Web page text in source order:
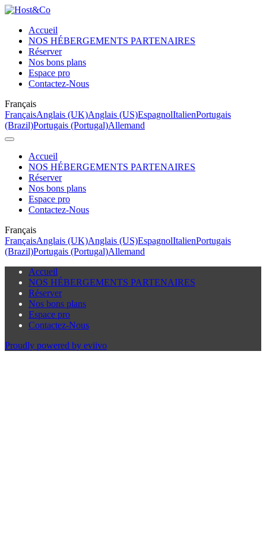
Accueil
NOS HÉBERGEMENTS PARTENAIRES
Réserver
Nos bons plans
Espace pro
Contactez-Nous
Français
FrançaisAnglais (UK)Anglais (US)EspagnolItalienPortugais
(Brazil)Portugais (Portugal)Allemand
Accueil
NOS HÉBERGEMENTS PARTENAIRES
Réserver
Nos bons plans
Espace pro
Contactez-Nous
Français
FrançaisAnglais (UK)Anglais (US)EspagnolItalienPortugais
(Brazil)Portugais (Portugal)Allemand
Accueil
NOS HÉBERGEMENTS PARTENAIRES
Réserver
Nos bons plans
Espace pro
Contactez-Nous
Proudly powered by eviivo